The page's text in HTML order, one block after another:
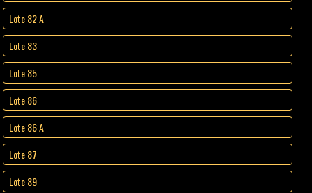
Lote 82 A
Lote 83
Lote 85
Lote 86
Lote 86 A
Lote 87
Lote 89